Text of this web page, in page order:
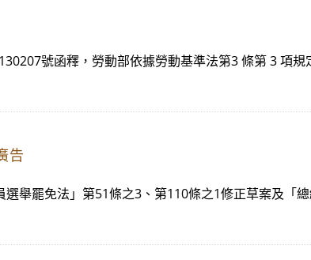
號函釋，勞動部依據勞動基準法第3 條第 3 項
告
舉罷免法」第51條之3、第110條之1修正草案及「